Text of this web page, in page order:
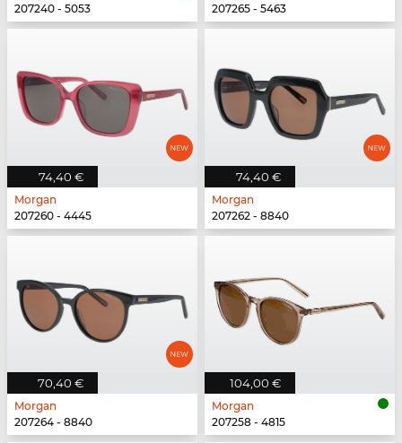
207240 - 5053
207265 - 5463
74,40 €
Morgan
207260 - 4445
74,40 €
Morgan
207262 - 8840
70,40 €
Morgan
207264 - 8840
104,00 €
Morgan
207258 - 4815